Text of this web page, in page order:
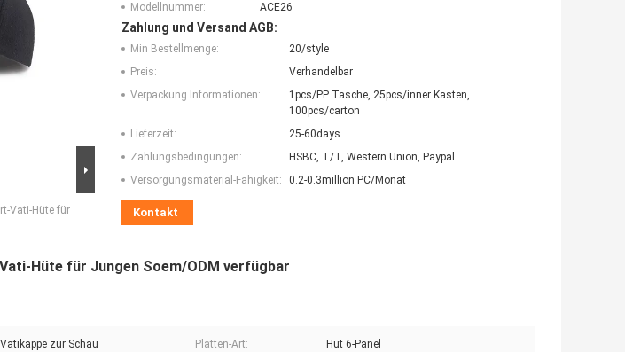
Vati-Hüte für
Modellnummer:
ACE26
Zahlung und Versand AGB:
Min Bestellmenge:
20/style
Preis:
Verhandelbar
Verpackung Informationen:
1pcs/PP Tasche, 25pcs/inner Kasten,
100pcs/carton
Lieferzeit:
25-60days
Zahlungsbedingungen:
HSBC, T/T, Western Union, Paypal
Versorgungsmaterial-Fähigkeit:
0.2-0.3million PC/Monat
Kontakt
Hüte für Jungen Soem/ODM verfügbar
zur Schau Platten-Art: Hut 6-Panel